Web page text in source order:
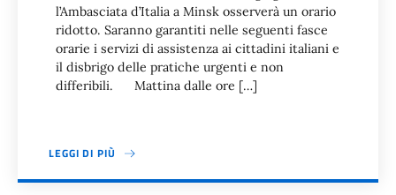
l’Ambasciata d’Italia a Minsk osserverà un orario
ridotto. Saranno garantiti nelle seguenti fasce
orarie i servizi di assistenza ai cittadini italiani e
il disbrigo delle pratiche urgenti e non
differibili. Mattina dalle ore […]
LEGGI DI PIÙ